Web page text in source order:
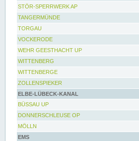
STÖR-SPERRWERK AP
TANGERMÜNDE
TORGAU
VOCKERODE
WEHR GEESTHACHT UP
WITTENBERG
WITTENBERGE
ZOLLENSPIEKER
ELBE-LÜBECK-KANAL
BÜSSAU UP
DONNERSCHLEUSE OP
MÖLLN
EMS